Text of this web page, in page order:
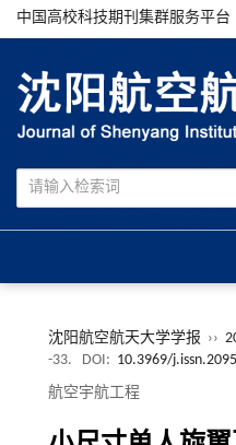
中国高校科技期刊集群服务平台
沈阳航空航天大学学报 ››
-33.
DOI: 10.3969/
航空宇航工程